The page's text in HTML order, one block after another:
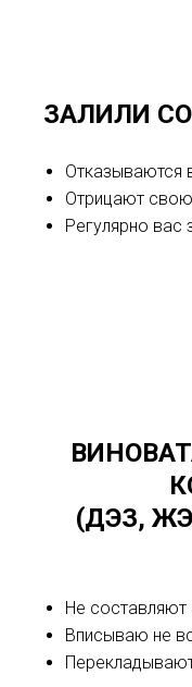
ЗАЛИЛИ
Отказываются
Отрицают
Регулярно вас
(ДЭЗ,
Не составляют
Вписываю не